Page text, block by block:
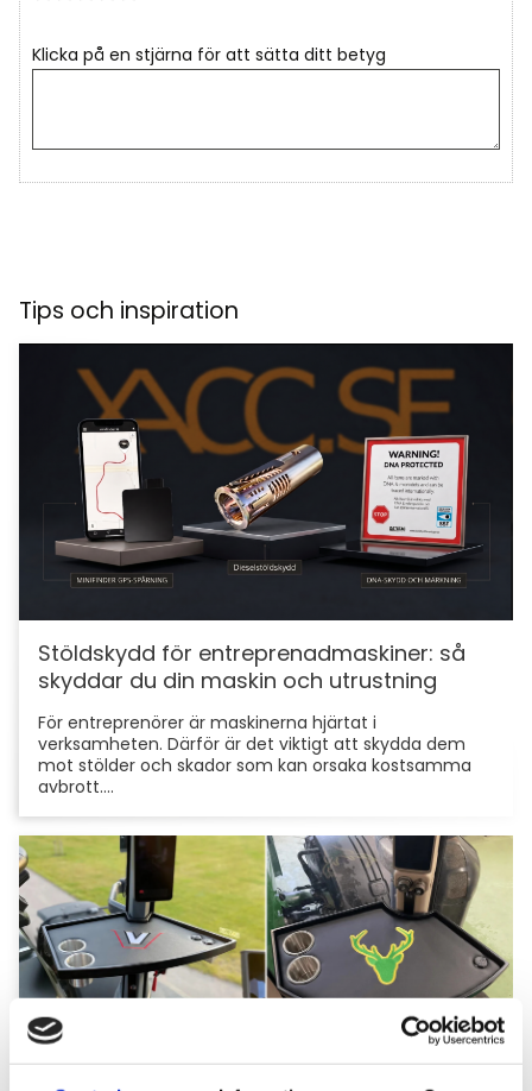
Klicka på en stjärna för att sätta ditt betyg
Tips och inspiration
Stöldskydd för entreprenadmaskiner: så
skyddar du din maskin och utrustning
För entreprenörer är maskinerna hjärtat i
verksamheten. Därför är det viktigt att skydda dem
mot stölder och skador som kan orsaka kostsamma
avbrott....